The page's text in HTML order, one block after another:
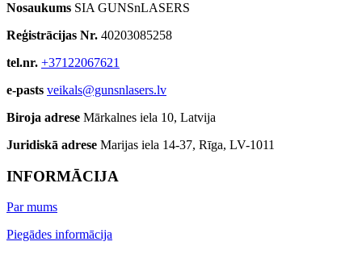
Nosaukums SIA GUNSnLASERS
Reģistrācijas Nr. 40203085258
tel.nr. +37122067621
e-pasts veikals@gunsnlasers.lv
Biroja adrese Mārkalnes iela 10, Latvija
Juridiskā adrese Marijas iela 14-37, Rīga, LV-1011
INFORMĀCIJA
Par mums
Piegādes informācija